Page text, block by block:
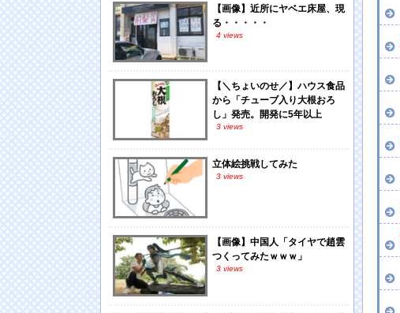
【画像】近所にヤベエ床屋、現
る・・・・・
4 views
【＼ちょいのせ／】ハウス食品
から「チューブ入り大根おろ
し」発売。開発に5年以上
3 views
立体絵挑戦してみた
3 views
【画像】中国人「タイヤで趙雲
つくってみたｗｗｗ」
3 views